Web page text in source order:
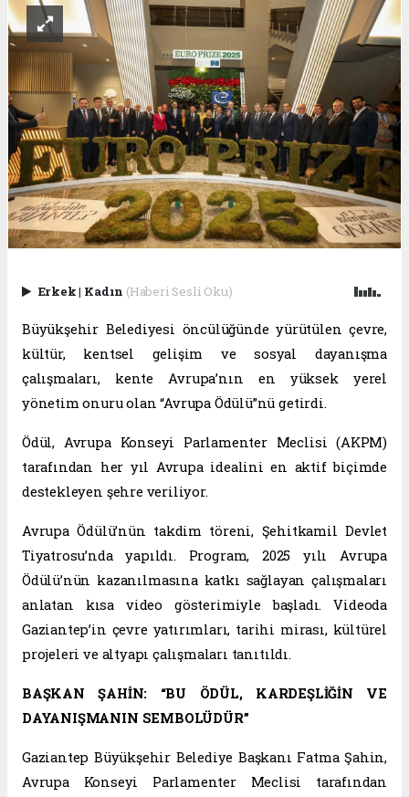
Erkek| Kadın (Haberi Sesli Oku)
Büyükşehir Belediyesi öncülüğünde yürütülen çevre,
kültür, kentsel gelişim ve sosyal dayanışma
çalışmaları, kente Avrupa’nın en yüksek yerel
yönetim onuru olan “Avrupa Ödülü”nü getirdi.
Ödül, Avrupa Konseyi Parlamenter Meclisi (AKPM)
tarafından her yıl Avrupa idealini en aktif biçimde
destekleyen şehre veriliyor.
Avrupa Ödülü’nün takdim töreni, Şehitkamil Devlet
Tiyatrosu’nda yapıldı. Program, 2025 yılı Avrupa
Ödülü’nün kazanılmasına katkı sağlayan çalışmaları
anlatan kısa video gösterimiyle başladı. Videoda
Gaziantep’in çevre yatırımları, tarihi mirası, kültürel
projeleri ve altyapı çalışmaları tanıtıldı.
BAŞKAN ŞAHİN: “BU ÖDÜL, KARDEŞLİĞİN VE
DAYANIŞMANIN SEMBOLÜDÜR”
Gaziantep Büyükşehir Belediye Başkanı Fatma Şahin,
Avrupa Konseyi Parlamenter Meclisi tarafından